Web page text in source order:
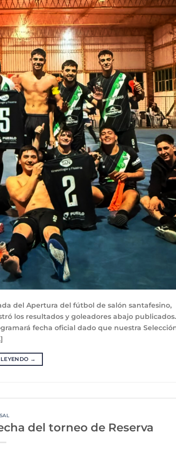
del Apertura del fútbol de salón santafesino,
los resultados y goleadores abajo publicados.
fecha oficial dado que nuestra
→
del torneo de Reserva